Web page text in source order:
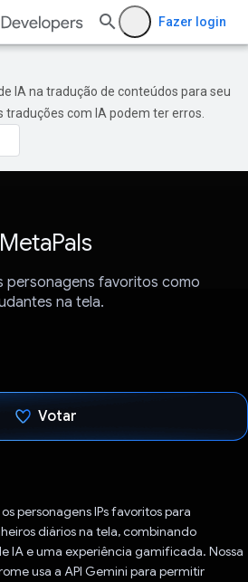
Fazer login
IA na tradução de conteúdos para seu
com IA podem ter erros.
MetaPals
personagens favoritos como
na tela.
Votar
personagens IPs favoritos para
diários na tela, combinando
IA e uma experiência gamificada. Nossa
usa a API Gemini para permitir